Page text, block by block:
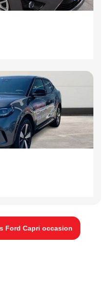
Ford Capri occasion